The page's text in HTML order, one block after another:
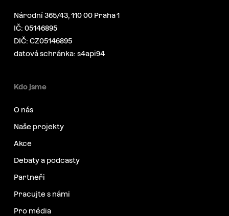
Národní 365/43, 110 00 Praha 1
IČ: 05146895
DIČ: CZ05146895
datová schránka: s4api94
Kdo jsme
O nás
Naše projekty
Akce
Debaty a podcasty
Partneři
Pracujte s námi
Pro média